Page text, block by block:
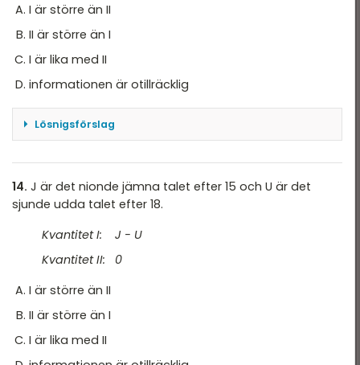
I är större än II
II är större än I
I är lika med II
informationen är otillräcklig
Lösnigsförslag
\Rightarrow\) $$x=10 > 0$$ dvs alternativ A
Svar: A
14. J är det nionde jämna talet efter 15 och U är det
sjunde udda talet efter 18.
Kvantitet I: J - U
Kvantitet II: 0
I är större än II
II är större än I
I är lika med II
VT 2022 - maj
VT 2022 - mars
HT 2021
VT 2021